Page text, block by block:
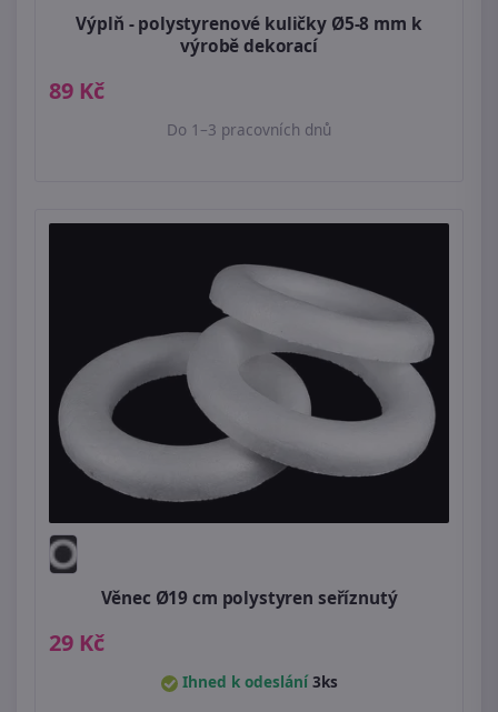
Výplň - polystyrenové kuličky Ø5-8 mm k
výrobě dekorací
89 Kč
Do 1–3 pracovních dnů
Věnec Ø19 cm polystyren seříznutý
29 Kč
Ihned k odeslání3ks